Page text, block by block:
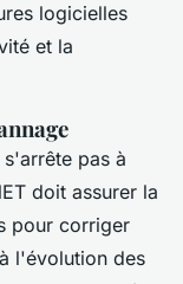
logicielles
et la
pas à
doit assurer la
pour corriger
l'évolution des